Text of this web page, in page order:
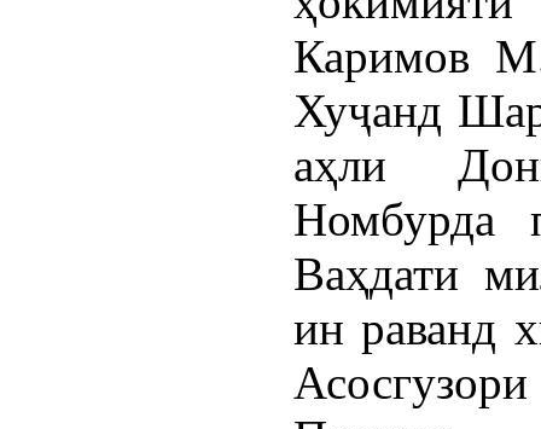
Каримов
Хуҷанд
аҳли
Номбурда
Ваҳдати
ин раванд